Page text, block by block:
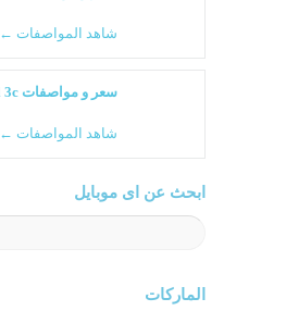
شاهد المواصفات ←
سعر و مواصفات Alcatel 3c
شاهد المواصفات ←
ابحث عن اى موبايل
الماركات